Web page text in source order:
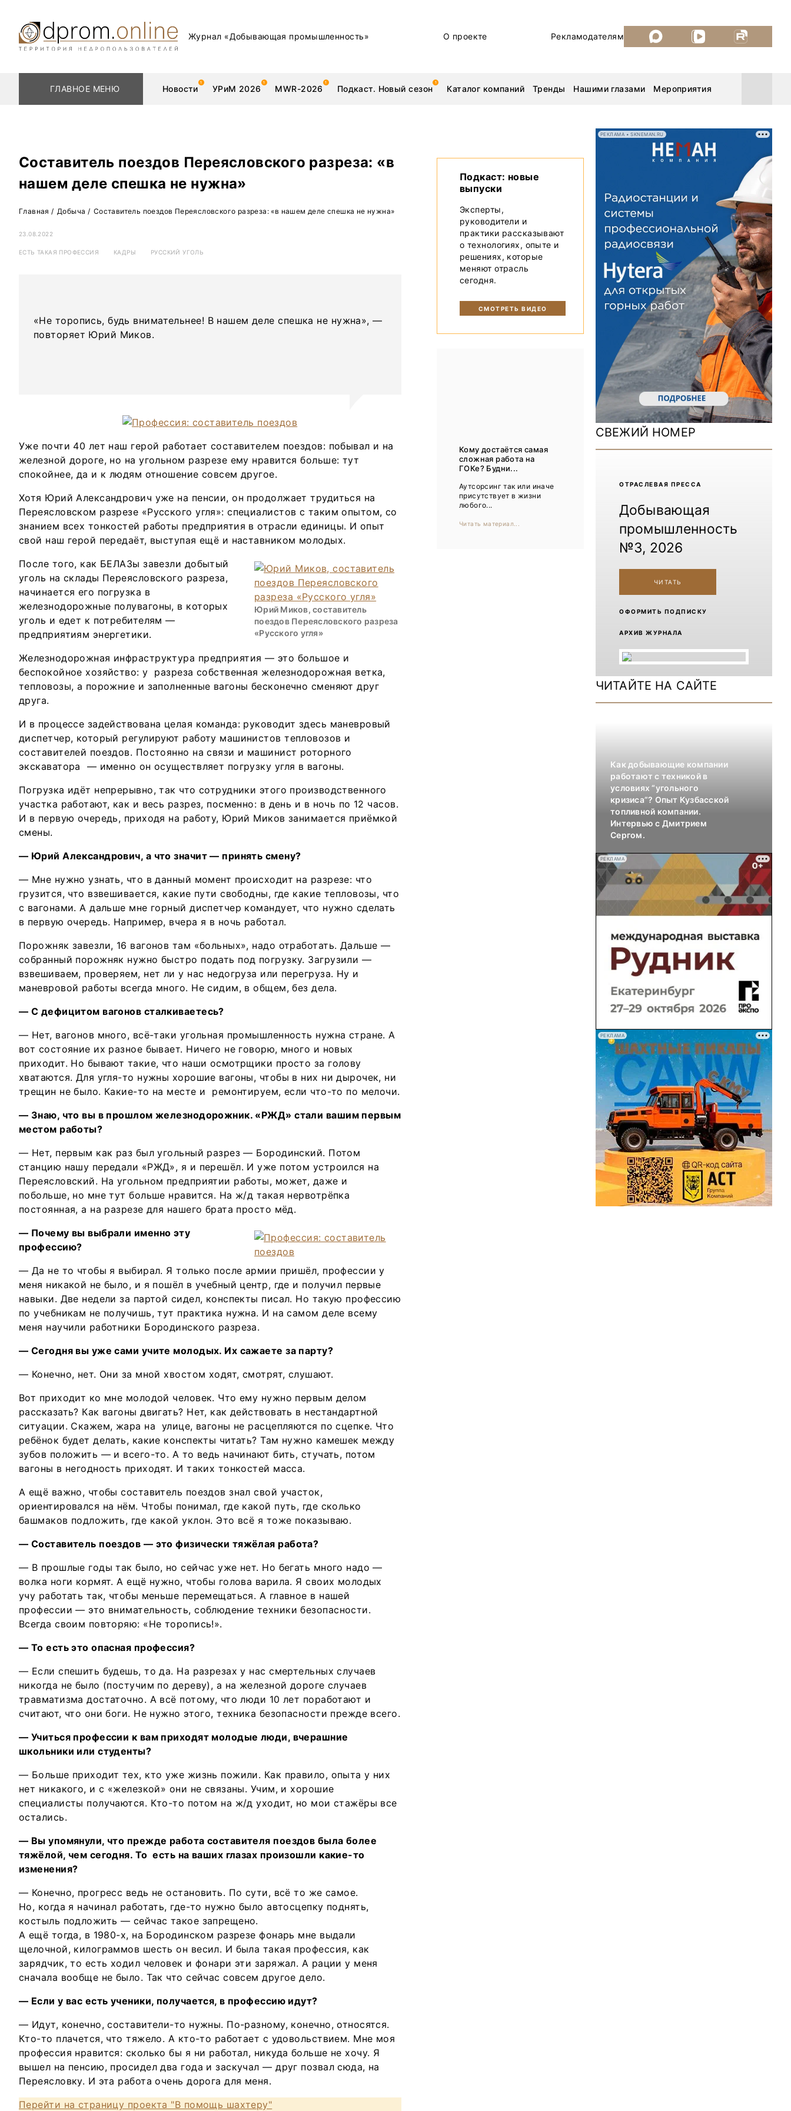
Журнал «Добывающая промышленность» О проекте Рекламодателям
ГЛАВНОЕ МЕНЮ Новости УРиМ 2026 MWR-2026 Подкаст. Новый сезон Каталог компаний Тренды Нашими глазами Мероприятия
Нашими глазами | Репортажи с предприятий
MiningWorld Russia 2026
ДП Подкаст. Новый сезон
Рудник 2025
MiningWorld Russia 2025
Уголь России и Майнинг 2025
Рудник 2024 | Обзор выставки
В помощь шахтёру 2024
Уголь России и Майнинг 2024
Mining World Russia 2024
Составитель поездов Переясловского разреза: «в
нашем деле спешка не нужна»
Главная / Добыча / Составитель поездов Переясловского разреза: «в нашем деле спешка не нужна»
23.08.2022
ЕСТЬ ТАКАЯ ПРОФЕССИЯ КАДРЫ РУССКИЙ УГОЛЬ
«Не торопись, будь внимательнее! В нашем деле спешка не нужна», —
повторяет Юрий Миков.
Уже почти 40 лет наш герой работает составителем поездов: побывал и на
железной дороге, но на угольном разрезе ему нравится больше: тут
спокойнее, да и к людям отношение совсем другое.
Хотя Юрий Александрович уже на пенсии, он продолжает трудиться на
Переясловском разрезе «Русского угля»: специалистов с таким опытом, со
знанием всех тонкостей работы предприятия в отрасли единицы. И опыт
свой наш герой передаёт, выступая ещё и наставником молодых.
Юрий Миков, составитель
поездов Переясловского разреза
«Русского угля»
После того, как БЕЛАЗы завезли добытый
уголь на склады Переясловского разреза,
начинается его погрузка в
железнодорожные полувагоны, в которых
уголь и едет к потребителям —
предприятиям энергетики.
Железнодорожная инфраструктура предприятия — это большое и
беспокойное хозяйство: у разреза собственная железнодорожная ветка,
тепловозы, а порожние и заполненные вагоны бесконечно сменяют друг
друга.
И в процессе задействована целая команда: руководит здесь маневровый
диспетчер, который регулируют работу машинистов тепловозов и
составителей поездов. Постоянно на связи и машинист роторного
экскаватора — именно он осуществляет погрузку угля в вагоны.
Погрузка идёт непрерывно, так что сотрудники этого производственного
участка работают, как и весь разрез, посменно: в день и в ночь по 12 часов.
И в первую очередь, приходя на работу, Юрий Миков занимается приёмкой
смены.
— Юрий Александрович, а что значит — принять смену?
— Мне нужно узнать, что в данный момент происходит на разрезе: что
грузится, что взвешивается, какие пути свободны, где какие тепловозы, что
с вагонами. А дальше мне горный диспетчер командует, что нужно сделать
в первую очередь. Например, вчера я в ночь работал.
Порожняк завезли, 16 вагонов там «больных», надо отработать. Дальше —
собранный порожняк нужно быстро подать под погрузку. Загрузили —
взвешиваем, проверяем, нет ли у нас недогруза или перегруза. Ну и
маневровой работы всегда много. Не сидим, в общем, без дела.
— С дефицитом вагонов сталкиваетесь?
— Нет, вагонов много, всё-таки угольная промышленность нужна стране. А
вот состояние их разное бывает. Ничего не говорю, много и новых
приходит. Но бывают такие, что наши осмотрщики просто за голову
хватаются. Для угля-то нужны хорошие вагоны, чтобы в них ни дырочек, ни
трещин не было. Какие-то на месте и ремонтируем, если что-то по мелочи.
— Знаю, что вы в прошлом железнодорожник. «РЖД» стали вашим первым
местом работы?
— Нет, первым как раз был угольный разрез — Бородинский. Потом
станцию нашу передали «РЖД», я и перешёл. И уже потом устроился на
Переясловский. На угольном предприятии работы, может, даже и
побольше, но мне тут больше нравится. На ж/д такая нервотрёпка
постоянная, а на разрезе для нашего брата просто мёд.
— Почему вы выбрали именно эту
профессию?
— Да не то чтобы я выбирал. Я только после армии пришёл, профессии у
меня никакой не было, и я пошёл в учебный центр, где и получил первые
навыки. Две недели за партой сидел, конспекты писал. Но такую профессию
по учебникам не получишь, тут практика нужна. И на самом деле всему
меня научили работники Бородинского разреза.
— Сегодня вы уже сами учите молодых. Их сажаете за парту?
— Конечно, нет. Они за мной хвостом ходят, смотрят, слушают.
Вот приходит ко мне молодой человек. Что ему нужно первым делом
рассказать? Как вагоны двигать? Нет, как действовать в нестандартной
ситуации. Скажем, жара на улице, вагоны не расцепляются по сцепке. Что
ребёнок будет делать, какие конспекты читать? Там нужно камешек между
зубов положить — и всего-то. А то ведь начинают бить, стучать, потом
вагоны в негодность приходят. И таких тонкостей масса.
А ещё важно, чтобы составитель поездов знал свой участок,
ориентировался на нём. Чтобы понимал, где какой путь, где сколько
башмаков подложить, где какой уклон. Это всё я тоже показываю.
— Составитель поездов — это физически тяжёлая работа?
— В прошлые годы так было, но сейчас уже нет. Но бегать много надо —
волка ноги кормят. А ещё нужно, чтобы голова варила. Я своих молодых
учу работать так, чтобы меньше перемещаться. А главное в нашей
профессии — это внимательность, соблюдение техники безопасности.
Всегда своим повторяю: «Не торопись!».
— То есть это опасная профессия?
— Если спешить будешь, то да. На разрезах у нас смертельных случаев
никогда не было (постучим по дереву), а на железной дороге случаев
травматизма достаточно. А всё потому, что люди 10 лет поработают и
считают, что они боги. Не нужно этого, техника безопасности прежде всего.
— Учиться профессии к вам приходят молодые люди, вчерашние
школьники или студенты?
— Больше приходит тех, кто уже жизнь пожили. Как правило, опыта у них
нет никакого, и с «железкой» они не связаны. Учим, и хорошие
специалисты получаются. Кто-то потом на ж/д уходит, но мои стажёры все
остались.
— Вы упомянули, что прежде работа составителя поездов была более
тяжёлой, чем сегодня. То есть на ваших глазах произошли какие-то
изменения?
— Конечно, прогресс ведь не остановить. По сути, всё то же самое.
Но, когда я начинал работать, где-то нужно было автосцепку поднять,
костыль подложить — сейчас такое запрещено.
А ещё тогда, в 1980-х, на Бородинском разрезе фонарь мне выдали
щелочной, килограммов шесть он весил. И была такая профессия, как
зарядчик, то есть ходил человек и фонари эти заряжал. А рации у меня
сначала вообще не было. Так что сейчас совсем другое дело.
— Если у вас есть ученики, получается, в профессию идут?
— Идут, конечно, составители-то нужны. По-разному, конечно, относятся.
Кто-то плачется, что тяжело. А кто-то работает с удовольствием. Мне моя
профессия нравится: сколько бы я ни работал, никуда больше не хочу. Я
вышел на пенсию, просидел два года и заскучал — друг позвал сюда, на
Переясловку. И эта работа очень дорога для меня.
Перейти на страницу проекта "В помощь шахтеру"
Подкаст: новые
выпуски
Эксперты,
руководители и
практики рассказывают
о технологиях, опыте и
решениях, которые
меняют отрасль
сегодня.
СМОТРЕТЬ ВИДЕО
Кому достаётся самая
сложная работа на
ГОКе? Будни...
Аутсорсинг так или иначе
присутствует в жизни
любого...
Читать материал...
РЕКЛАМА • SKNEMAN.RU
СВЕЖИЙ НОМЕР
ОТРАCЛЕВАЯ ПРЕССА
Добывающая
промышленность
№3, 2026
ЧИТАТЬ
ОФОРМИТЬ ПОДПИСКУ
АРХИВ ЖУРНАЛА
ЧИТАЙТЕ НА САЙТЕ
Как добывающие компании
работают с техникой в
условиях “угольного
кризиса”? Опыт Кузбасской
топливной компании.
Интервью с Дмитрием
Сергом.
РЕКЛАМА
РЕКЛАМА